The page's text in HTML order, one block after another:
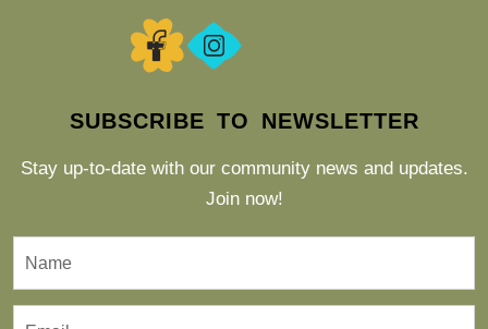
SUBSCRIBE TO NEWSLETTER
Stay up-to-date with our community news and updates.
Join now!